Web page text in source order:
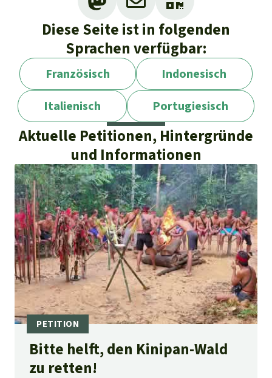
Diese Seite ist in folgenden
Sprachen verfügbar:
Französisch
Indonesisch
Italienisch
Portugiesisch
Aktuelle Petitionen, Hintergründe
und Informationen
Bitte helft, den Kinipan-Wald
zu retten!